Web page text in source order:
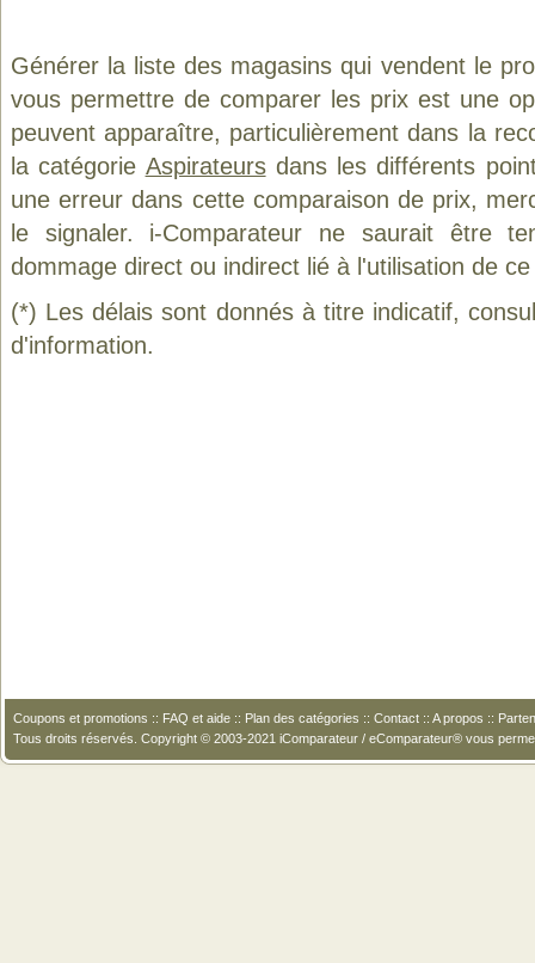
Générer la liste des magasins qui vendent le
vous permettre de comparer les prix est une
peuvent apparaître, particulièrement dans la
la catégorie Aspirateursdans les différents
une erreur dans cette comparaison de prix,
le signaler. i-Comparateur ne saurait être
dommage direct ou indirect lié à l'utilisation de
(*) Les délais sont donnés à titre indicatif,
d'information.
Coupons et promotions :: FAQ et aide :: Plan des catégories :: Contact :: A propos ::
Tous droits réservés. Copyright © 2003-2021 iComparateur / eComparateur® vous